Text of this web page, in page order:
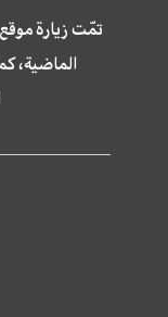
الماضية،